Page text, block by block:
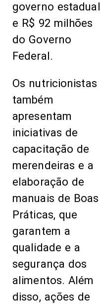
governo estadual
e R$ 92 milhões
do Governo
Federal.
Os nutricionistas
também
apresentam
iniciativas de
capacitação de
merendeiras e a
elaboração de
manuais de Boas
Práticas, que
garantem a
qualidade e a
segurança dos
alimentos. Além
disso, ações de